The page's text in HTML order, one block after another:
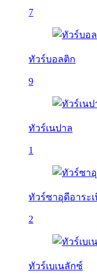
7
ทัวร์บอลติก
9
ทัวร์เนปาล
1
ทัวร์ซาอุดีอาระเ
2
ทัวร์เบเนลักซ์